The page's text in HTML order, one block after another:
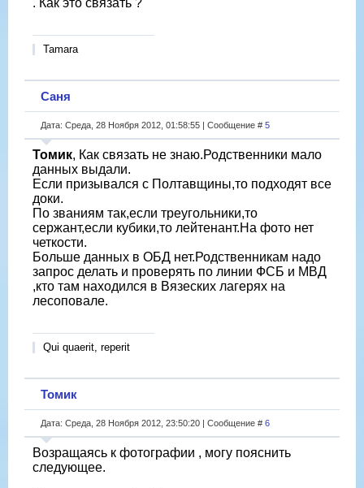
. Как это связать ?
Tamara
Саня
Дата: Среда, 28 Ноября 2012, 01:58:55 | Сообщение # 5
Томик, Как связать не знаю.Родственники мало
данных выдали.
Если призывался с Полтавщины,то подходят все
доки.
По званиям так,если треугольники,то
сержант,если кубики,то лейтенант.На фото нет
четкости.
Больше данных в ОБД нет.Родственникам надо
запрос делать и проверять по линии ФСБ и МВД
,кто там находился в Вязеских лагерях на
лесоповале.
Qui quaerit, reperit
Томик
Дата: Среда, 28 Ноября 2012, 23:50:20 | Сообщение # 6
Возращаясь к фотографии , могу пояснить
следующее.